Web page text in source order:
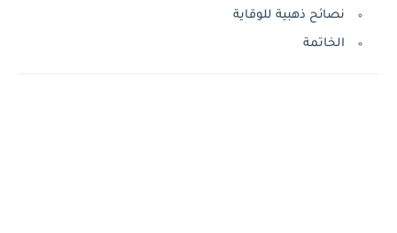
نصائح ذهبية للوقاية
الخاتمة